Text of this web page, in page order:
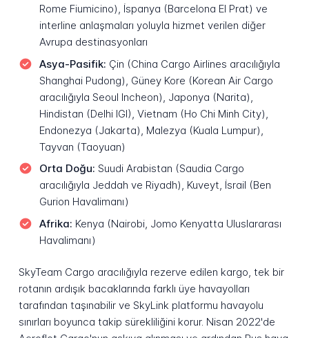
Rome Fiumicino), İspanya (Barcelona El Prat) ve
interline anlaşmaları yoluyla hizmet verilen diğer
Avrupa destinasyonları
Asya-Pasifik: Çin (China Cargo Airlines aracılığıyla
Shanghai Pudong), Güney Kore (Korean Air Cargo
aracılığıyla Seoul Incheon), Japonya (Narita),
Hindistan (Delhi IGI), Vietnam (Ho Chi Minh City),
Endonezya (Jakarta), Malezya (Kuala Lumpur),
Tayvan (Taoyuan)
Orta Doğu: Suudi Arabistan (Saudia Cargo
aracılığıyla Jeddah ve Riyadh), Kuveyt, İsrail (Ben
Gurion Havalimanı)
Afrika: Kenya (Nairobi, Jomo Kenyatta Uluslararası
Havalimanı)
SkyTeam Cargo aracılığıyla rezerve edilen kargo, tek bir
rotanın ardışık bacaklarında farklı üye havayolları
tarafından taşınabilir ve SkyLink platformu havayolu
sınırları boyunca takip sürekliliğini korur. Nisan 2022'de